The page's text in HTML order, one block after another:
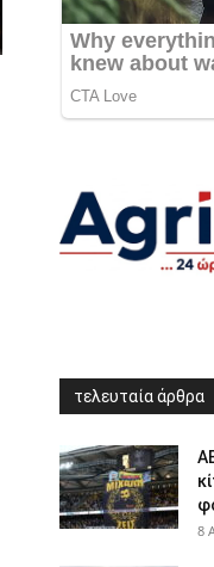
τελευταία άρθρα
8